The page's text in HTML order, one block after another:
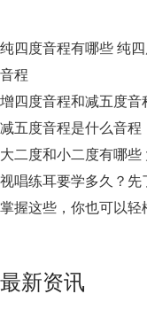
纯四度音程有哪些 纯
音程
增四度音程和减五度音
减五度音程是什么音程
大二度和小二度有哪些
视唱练耳要学多久？先
掌握这些，你也可以轻
最新资讯